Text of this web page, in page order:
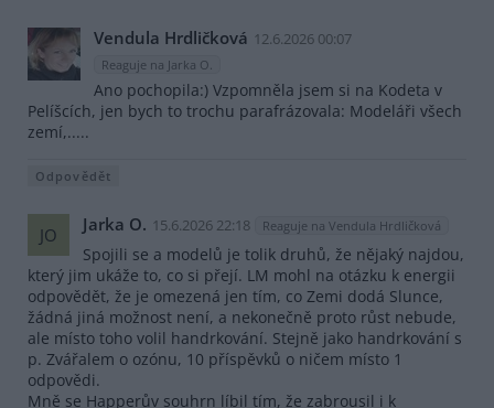
Vendula Hrdličková 12.6.2026 00:07
Reaguje na Jarka O.
Ano pochopila:) Vzpomněla jsem si na Kodeta v
Pelíšcích, jen bych to trochu parafrázovala: Modeláři všech
zemí,.....
Odpovědět
JO Jarka O. 15.6.2026 22:18 Reaguje na Vendula Hrdličková
Spojili se a modelů je tolik druhů, že nějaký najdou,
který jim ukáže to, co si přejí. LM mohl na otázku k energii
odpovědět, že je omezená jen tím, co Zemi dodá Slunce,
žádná jiná možnost není, a nekonečně proto růst nebude,
ale místo toho volil handrkování. Stejně jako handrkování s
p. Zvářalem o ozónu, 10 příspěvků o ničem místo 1
odpovědi.
Mně se Happerův souhrn líbil tím, že zabrousil i k